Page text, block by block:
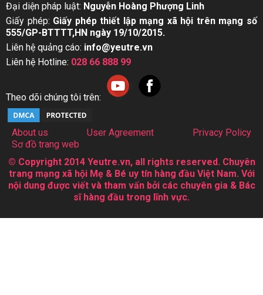
Đại diện pháp luật: Nguyễn Hoàng Phượng Linh
Giấy phép: Giấy phép thiết lập mạng xã hội trên mạng số
555/GP-BTTTT,HN ngày 19/10/2015.
Liên hệ quảng cáo: info@yeutre.vn
Liên hệ Hotline: 028 66 888 99
Theo dõi chúng tôi trên:
About us User Agreement
Privacy Policy
Sơ đồ trang web
© Copyright 2014 Yeutre.vn, all rights reserved. Chuyên
trang mạng xã hội Mẹ & Bé uy tín hàng đầu Việt Nam. Với
nội dung được viết và tham vấn bởi các chuyên gia & Bác
sĩ hàng đầu trong lĩnh vực.